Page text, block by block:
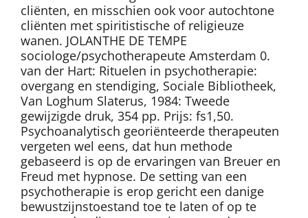
cliënten, en misschien ook voor autochtone
cliënten met spiritistische of religieuze
wanen. JOLANTHE DE TEMPE
sociologe/psychotherapeute Amsterdam 0.
van der Hart: Rituelen in psychotherapie:
overgang en stendiging, Sociale Bibliotheek,
Van Loghum Slaterus, 1984: Tweede
gewijzigde druk, 354 pp. Prijs: fs1,50.
Psychoanalytisch georiënteerde therapeuten
vergeten wel eens, dat hun methode
gebaseerd is op de ervaringen van Breuer en
Freud met hypnose. De setting van een
psychotherapie is erop gericht een danige
bewustzijnstoestand toe te laten of op te